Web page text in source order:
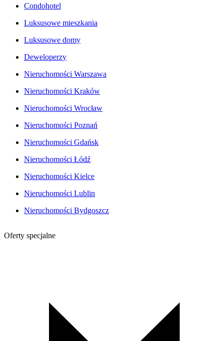
Condohotel
Luksusowe mieszkania
Luksusowe domy
Deweloperzy
Nieruchomości Warszawa
Nieruchomości Kraków
Nieruchomości Wrocław
Nieruchomości Poznań
Nieruchomości Gdańsk
Nieruchomości Łódź
Nieruchomości Kielce
Nieruchomości Lublin
Nieruchomości Bydgoszcz
Oferty specjalne